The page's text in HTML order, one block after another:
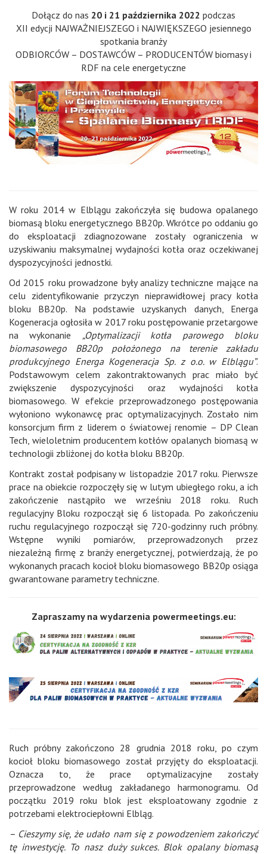
Dołącz do nas 20 i 21 października 2022 podczas
XII edycji NAJWAŻNIEJSZEGO i NAJWIĘKSZEGO jesiennego
spotkania branży
ODBIORCÓW – DOSTAWCÓW – PRODUCENTÓW biomasy i
RDF na cele energetyczne
W roku 2014 w Elblągu zakończyła się budowa opalanego
biomasą bloku energetycznego BB20p. Wkrótce po oddaniu go
do eksploatacji zdiagnozowane zostały ograniczenia w
uzyskiwaniu maksymalnej wydajności kotła oraz oczekiwanej
dyspozycyjności jednostki.
Od 2015 roku prowadzone były analizy techniczne mające na
celu zidentyfikowanie przyczyn nieprawidłowej pracy kotła
bloku BB20p. Na podstawie uzyskanych danych, Energa
Kogeneracja ogłosiła w 2017 roku postępowanie przetargowe
na wykonanie „Optymalizacji kotła parowego bloku
biomasowego BB20p położonego na terenie zakładu
produkcyjnego Energa Kogeneracja Sp. z o.o. w Elblągu”.
Podstawowym celem zakontraktowanych prac miało być
zwiększenie dyspozycyjności oraz wydajności kotła
biomasowego. W efekcie przeprowadzonego postępowania
wyłoniono wykonawcę prac optymalizacyjnych. Zostało nim
konsorcjum firm z liderem o światowej renomie – DP Clean
Tech, wieloletnim producentem kotłów opalanych biomasą w
technologii zbliżonej do kotła bloku BB20p.
Kontrakt został podpisany w listopadzie 2017 roku. Pierwsze
prace na obiekcie rozpoczęły się w lutym ubiegłego roku, a ich
zakończenie nastąpiło we wrześniu 2018 roku. Ruch
regulacyjny Bloku rozpoczął się 6 listopada. Po zakończeniu
ruchu regulacyjnego rozpoczął się 720-godzinny ruch próbny.
Wstępne wyniki pomiarów, przeprowadzonych przez
niezależną firmę z branży energetycznej, potwierdzają, że po
wykonanych pracach kocioł bloku biomasowego BB20p osiąga
gwarantowane parametry techniczne.
Zapraszamy na wydarzenia powermeetings.eu:
Ruch próbny zakończono 28 grudnia 2018 roku, po czym
kocioł bloku biomasowego został przyjęty do eksploatacji.
Oznacza to, że prace optymalizacyjne zostały
przeprowadzone według zakładanego harmonogramu. Od
początku 2019 roku blok jest eksploatowany zgodnie z
potrzebami elektrociepłowni Elbląg.
– Cieszymy się, że udało nam się z powodzeniem zakończyć
tę inwestycję. To nasz duży sukces. Blok opalany biomasą